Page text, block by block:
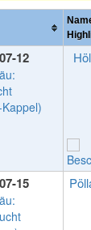
12
15